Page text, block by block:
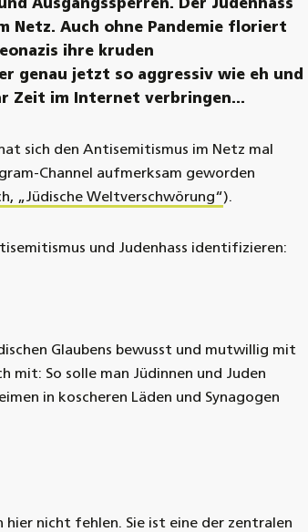
Ausgangssperren. Der Judenhass
Netz. Auch ohne Pandemie floriert
ihre kruden
genau jetzt so aggressiv wie eh und
Zeit im Internet verbringen...
hat sich den Antisemitismus im Netz mal
Channel aufmerksam geworden
„Jüdische Weltverschwörung“).
und Judenhass identifizieren:
Glaubens bewusst und mutwillig mit
mit: So solle man Jüdinnen und Juden
in koscheren Läden und Synagogen
nicht fehlen. Sie ist eine der zentralen